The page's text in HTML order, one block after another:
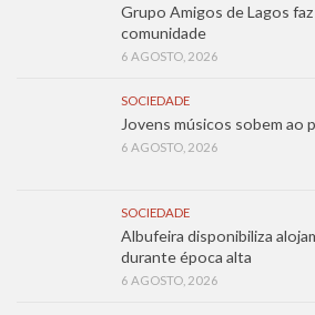
Grupo Amigos de Lagos
comunidade
6 AGOSTO, 2026
SOCIEDADE
Jovens músicos sobem ao
6 AGOSTO, 2026
SOCIEDADE
Albufeira disponibiliza
durante época alta
6 AGOSTO, 2026